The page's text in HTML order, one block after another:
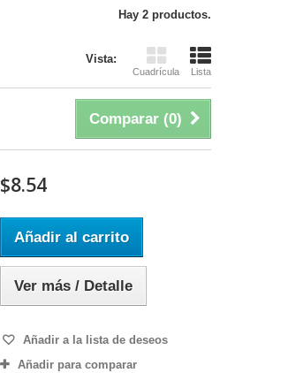
Hay 2 productos.
Vista:
Cuadrícula Lista
Comparar (0)
$8.54
Añadir al carrito
Ver más / Detalle
Añadir a la lista de deseos
Añadir para comparar